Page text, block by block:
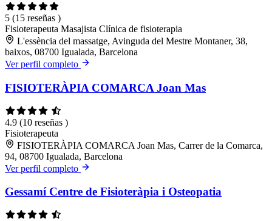
5 (15 reseñas )
Fisioterapeuta Masajista Clínica de fisioterapia
L'essència del massatge, Avinguda del Mestre Montaner, 38,
baixos, 08700 Igualada, Barcelona
Ver perfil completo
FISIOTERÀPIA COMARCA Joan Mas
4.9 (10 reseñas )
Fisioterapeuta
FISIOTERÀPIA COMARCA Joan Mas, Carrer de la Comarca,
94, 08700 Igualada, Barcelona
Ver perfil completo
Gessamí Centre de Fisioteràpia i Osteopatia